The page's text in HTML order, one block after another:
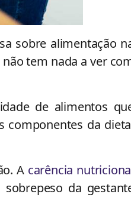
sobre alimentação
tem nada a ver
de alimentos
componentes da
A carência
da